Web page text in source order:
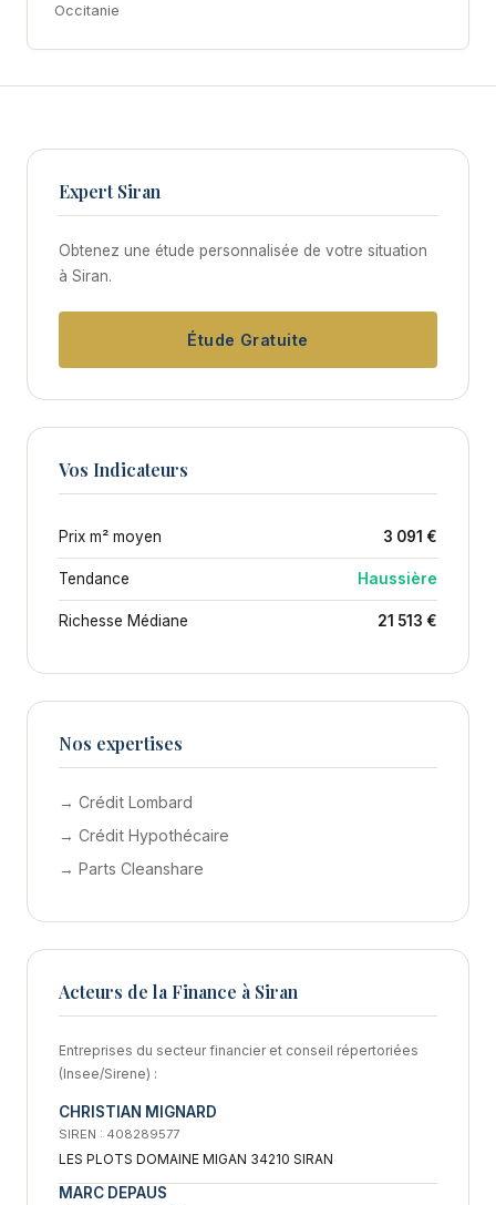
Occitanie
Expert Siran
Obtenez une étude personnalisée de votre situation
à Siran.
Étude Gratuite
Vos Indicateurs
Prix m² moyen 3 091 €
Tendance Haussière
Richesse Médiane 21 513 €
Nos expertises
→ Crédit Lombard
→ Crédit Hypothécaire
→ Parts Cleanshare
Acteurs de la Finance à Siran
Entreprises du secteur financier et conseil répertoriées
(Insee/Sirene) :
CHRISTIAN MIGNARD
SIREN : 408289577
LES PLOTS DOMAINE MIGAN 34210 SIRAN
MARC DEPAUS